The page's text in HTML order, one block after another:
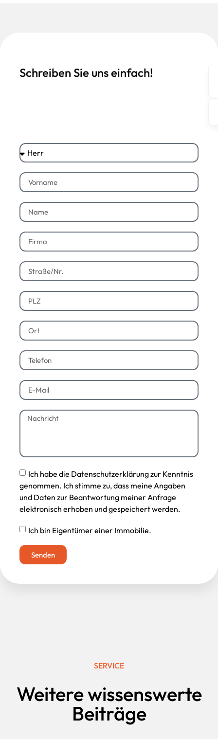
Schreiben Sie uns einfach!
Ich habe die Datenschutzerklärung zur Kenntnis
genommen. Ich stimme zu, dass meine Angaben
und Daten zur Beantwortung meiner Anfrage
elektronisch erhoben und gespeichert werden.
Ich bin Eigentümer einer Immobilie.
Senden
SERVICE
Weitere wissenswerte
Beiträge